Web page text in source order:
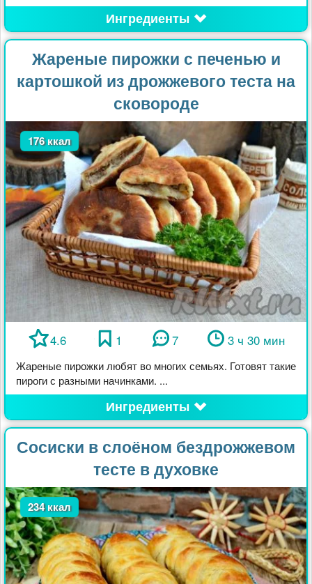
Ингредиенты
Жареные пирожки с печенью и
картошкой из дрожжевого теста на
сковороде
176 ккал
4.6 1 7 3 ч 30 мин
Жареные пирожки любят во многих семьях. Готовят такие
пироги с разными начинками. ...
Ингредиенты
Сосиски в слоёном бездрожжевом
тесте в духовке
234 ккал